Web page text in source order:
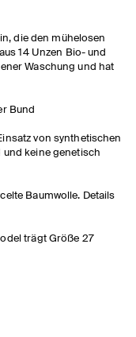
die den mühelosen
14 Unzen Bio- und
Waschung und hat
Bund
von synthetischen
und keine genetisch
Baumwolle. Details
trägt Größe 27